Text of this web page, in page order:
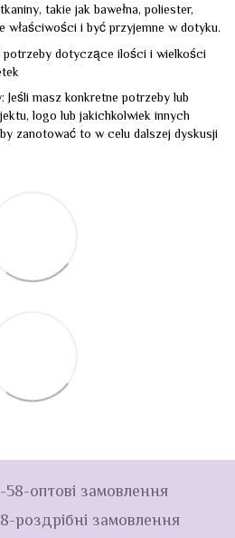
takie jak bawełna, poliester,
właściwości i być przyjemne w dotyku.
potrzeby dotyczące ilości i wielkości
: Jeśli masz konkretne potrzeby lub
logo lub jakichkolwiek innych
zanotować to w celu dalszej dyskusji
оптові замовлення
роздрібні замовлення